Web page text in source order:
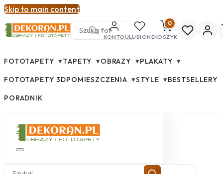
Skip to main content
KONTOULUBIONE
0
KOSZYK
FOTOTAPETY ▾TAPETY ▾OBRAZY ▾PLAKATY ▾
FOTOTAPETY 3DPOMIESZCZENIA ▾STYLE ▾BESTSELLERY
PORADNIK